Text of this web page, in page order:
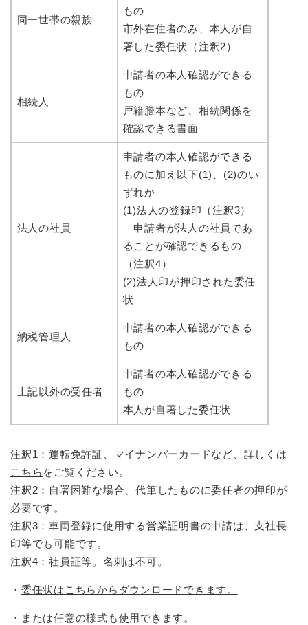
同一世帯の親族
もの
市外在住者のみ、本人が自
署した委任状（注釈2）
相続人
申請者の本人確認ができる
もの
戸籍謄本など、相続関係を
確認できる書面
法人の社員
申請者の本人確認ができる
ものに加え以下(1)、(2)のい
ずれか
(1)法人の登録印（注釈3）
申請者が法人の社員であ
ることが確認できるもの
（注釈4）
(2)法人印が押印された委任
状
納税管理人
申請者の本人確認ができる
もの
上記以外の受任者
申請者の本人確認ができる
もの
本人が自署した委任状
注釈1： 運転免許証、マイナンバーカードなど、詳しくは
こちら をご覧ください。
注釈2：自署困難な場合、代筆したものに委任者の押印が
必要です。
注釈3：車両登録に使用する営業証明書の申請は、支社長
印等でも可能です。
注釈4：社員証等。名刺は不可。
・ 委任状はこちらからダウンロードできます。
・または任意の様式も使用できます。